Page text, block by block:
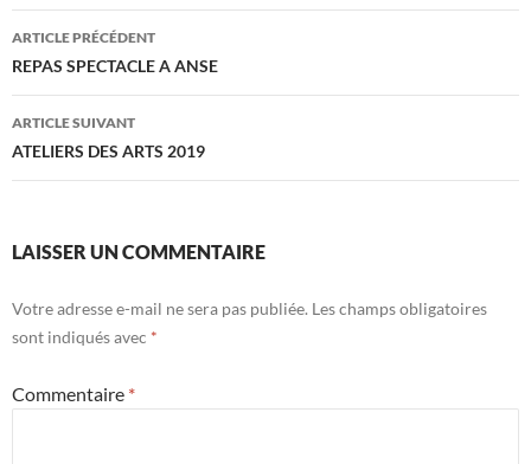
Navigation
des
articles
ARTICLE PRÉCÉDENT
REPAS SPECTACLE A ANSE
ARTICLE SUIVANT
ATELIERS DES ARTS 2019
LAISSER UN COMMENTAIRE
Votre adresse e-mail ne sera pas publiée. Les champs obligatoires
sont indiqués avec *
Commentaire *